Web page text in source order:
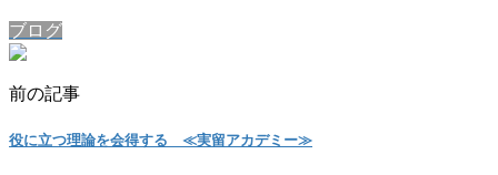
ブログ
前の記事
役に立つ理論を会得する ≪実留アカデミー≫